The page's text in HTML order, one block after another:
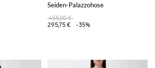
Seiden-Palazzohose
455,00 €
295,75 €
-35%